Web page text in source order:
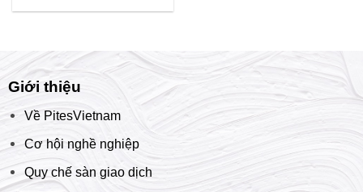
Giới thiệu
Về PitesVietnam
Cơ hội nghề nghiệp
Quy chế sàn giao dịch